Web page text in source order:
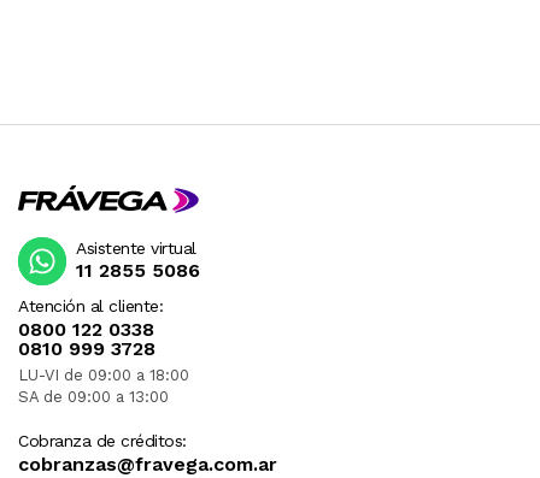
Atención al cliente:
0800 122 0338
0810 999 3728
LU-VI de 09:00 a 18:00
SA de 09:00 a 13:00
Cobranza de créditos:
cobranzas@fravega.com.ar
Asistente virtual
11 2855 5086